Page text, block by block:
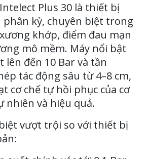
Plus 30 là thiết bị
phân kỳ, chuyên biệt trong
khớp, điểm đau mạn
mô mềm. Máy nổi bật
lên đến 10 Bar và tần
tác động sâu từ 4–8 cm,
cơ chế tự hồi phục của cơ
nhiên và hiệu quả.
vượt trội so với thiết bị